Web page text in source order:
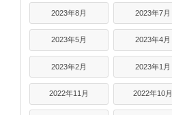
2023年8月 2023年7月
2023年5月 2023年4月
2023年2月 2023年1月
2022年11月 2022年10月